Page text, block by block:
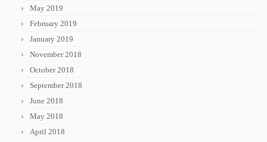
May 2019
February 2019
January 2019
November 2018
October 2018
September 2018
June 2018
May 2018
April 2018